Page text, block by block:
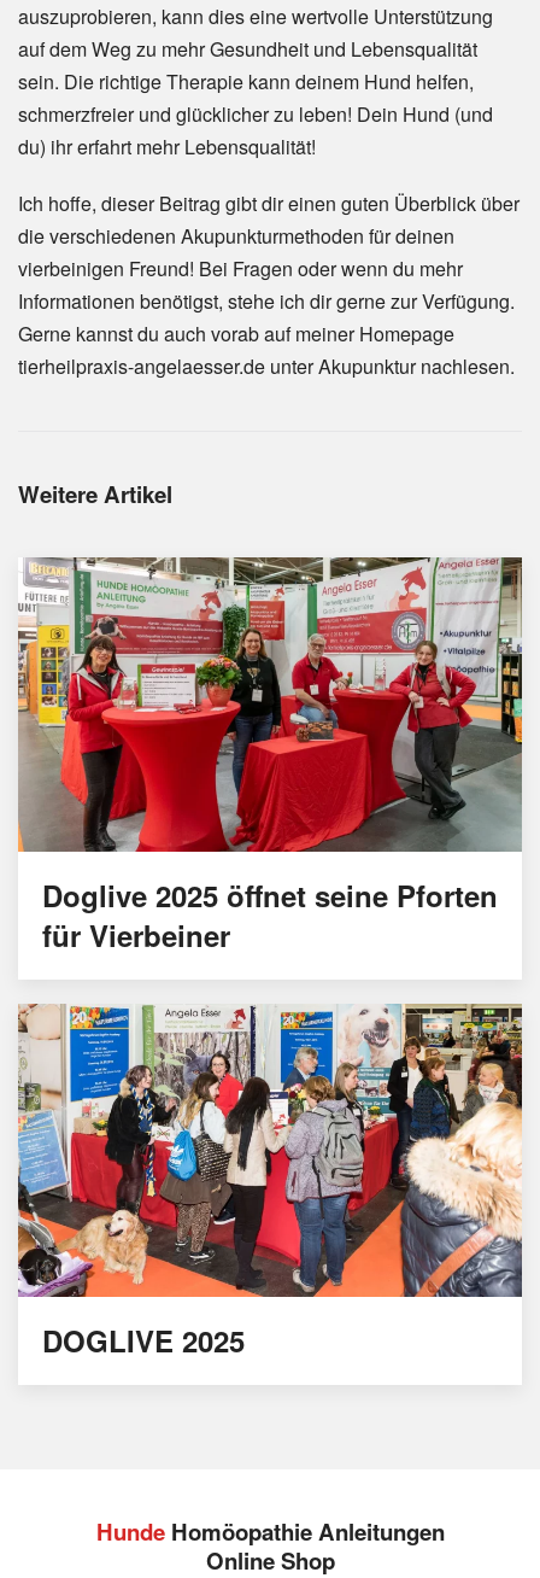
auszuprobieren, kann dies eine wertvolle Unterstützung
auf dem Weg zu mehr Gesundheit und Lebensqualität
sein. Die richtige Therapie kann deinem Hund helfen,
schmerzfreier und glücklicher zu leben! Dein Hund (und
du) ihr erfahrt mehr Lebensqualität!
Ich hoffe, dieser Beitrag gibt dir einen guten Überblick über
die verschiedenen Akupunkturmethoden für deinen
vierbeinigen Freund! Bei Fragen oder wenn du mehr
Informationen benötigst, stehe ich dir gerne zur Verfügung.
Gerne kannst du auch vorab auf meiner Homepage
tierheilpraxis-angelaesser.de unter Akupunktur nachlesen.
Weitere Artikel
Doglive 2025 öffnet seine Pforten
für Vierbeiner
DOGLIVE 2025
HundeHomöopathie Anleitungen
Online Shop